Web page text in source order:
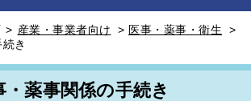
> 産業・事業者向け > 医事・薬事・衛生
>
き
・薬事関係の手続き